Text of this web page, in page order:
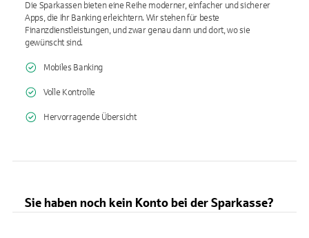
Die Sparkassen bieten eine Reihe moderner, einfacher und sicherer
Apps, die Ihr Banking erleichtern. Wir stehen für beste
Finanzdienstleistungen, und zwar genau dann und dort, wo sie
gewünscht sind.
Mobiles Banking
Volle Kontrolle
Hervorragende Übersicht
Sie haben noch kein Konto bei der Sparkasse?